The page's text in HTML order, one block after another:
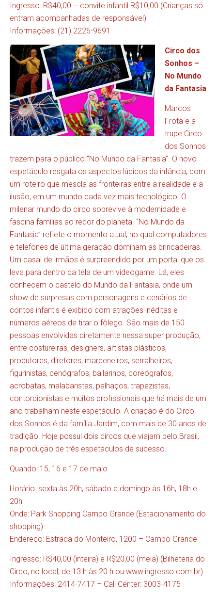
Ingresso: R$40,00 – convite infantil R$10,00 (Crianças só
entram acompanhadas de responsável)
Informações: (21) 2226-9691
Circo dos
Sonhos –
No Mundo
da Fantasia
Marcos
Frota e a
trupe Circo
dos Sonhos
trazem para o público “No Mundo da Fantasia”. O novo
espetáculo resgata os aspectos lúdicos da infância, com
um roteiro que mescla as fronteiras entre a realidade e a
ilusão, em um mundo cada vez mais tecnológico. O
milenar mundo do circo sobrevive à modernidade e
fascina famílias ao redor do planeta. “No Mundo da
Fantasia” reflete o momento atual, no qual computadores
e telefones de última geração dominam as brincadeiras.
Um casal de irmãos é surpreendido por um portal que os
leva para dentro da tela de um videogame. Lá, eles
conhecem o castelo do Mundo da Fantasia, onde um
show de surpresas com personagens e cenários de
contos infantis é exibido com atrações inéditas e
números aéreos de tirar o fôlego. São mais de 150
pessoas envolvidas diretamente nessa super produção,
entre costureiras, designers, artistas plásticos,
produtores, diretores, marceneiros, serralheiros,
figurinistas, cenógrafos, bailarinos, coreógrafos,
acrobatas, malabaristas, palhaços, trapezistas,
contorcionistas e muitos profissionais que há mais de um
ano trabalham neste espetáculo. A criação é do Circo
dos Sonhos é da família Jardim, com mais de 30 anos de
tradição. Hoje possui dois circos que viajam pelo Brasil,
na produção de três espetáculos de sucesso.
Quando: 15, 16 e 17 de maio
Horário: sexta às 20h, sábado e domingo às 16h, 18h e
20h
Onde: Park Shopping Campo Grande (Estacionamento do
shopping)
Endereço: Estrada do Monteiro, 1200 – Campo Grande
Ingresso: R$40,00 (inteira) e R$20,00 (meia) (Bilheteria do
Circo, no local, de 13 h às 20 h ou www.ingresso.com.br)
Informações: 2414-7417 – Call Center: 3003-4175